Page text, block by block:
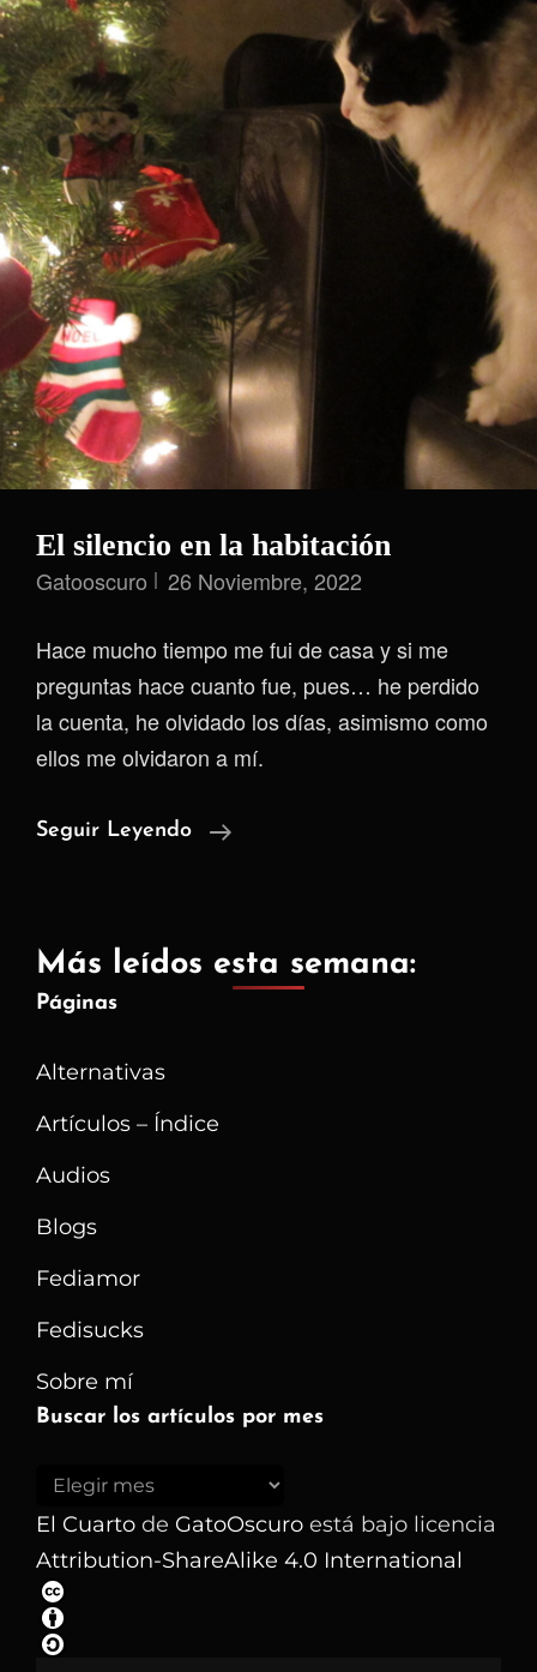
Contrarrestar
Realidad
El silencio en la habitación
Gatooscuro 26 Noviembre, 2022
Hace mucho tiempo me fui de casa y si me
preguntas hace cuanto fue, pues… he perdido
la cuenta, he olvidado los días, asimismo como
ellos me olvidaron a mí.
Seguir Leyendo
El
Habitación
Más leídos esta semana:
Páginas
Alternativas
Artículos – Índice
Audios
Blogs
Fediamor
Fedisucks
Sobre mí
Buscar los artículos por mes
Buscar
los
artículos
por
mes
El Cuarto de GatoOscuro está bajo licencia
Attribution-ShareAlike 4.0 International